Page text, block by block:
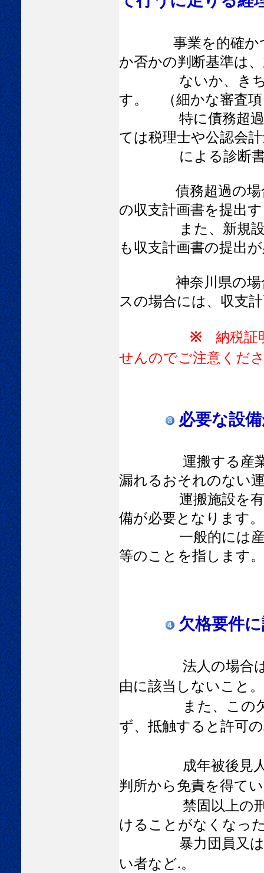
事業を的確か
か否かの判断基準は
ないか、きちん
す。 （細かな審査項
特に債務超過の場
ては税理士や公認会
による診断書等
債務超過の場合で
の収支計画書を提出
また、新規設立会
も収支計画書の提出
神奈川県の場合は
スの場合には、収支
※納税証
せんのでご注意くだ
必要な設
運搬する産業
漏れるおそれのない
運搬施設を有す
備が必要となります。
一般的には産業廃
等のことを指します。
欠格要件
法人の場合は
由に該当しないこと。
また、この欠
ず、抵触すると許可
成年被後見人
判所から免責を得て
禁固以上の刑
けることがなくなっ
暴力団員又は暴力
い者など.。